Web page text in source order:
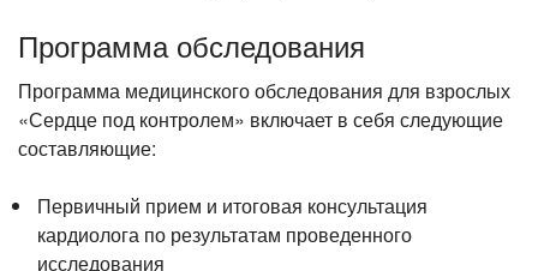
Вызов врача-терапевта на дом
Прием оториноларинголога
Прием кардиолога
Программа обследования
Программа медицинского обследования для взрослых
«Сердце под контролем» включает в себя следующие
составляющие:
Первичный прием и итоговая консультация
кардиолога по результатам проведенного
исследования